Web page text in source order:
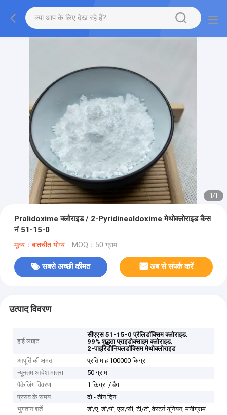
1/1
Pralidoxime क्लोराइड / 2-Pyridinealdoxime मेथोक्लोराइड कैस
नं 51-15-0
मूल्य：बातचीत योग्य MOQ：50 ग्राम
सबसे अच्छी कीमत अब से संपर्क करें
उत्पाद विवरण
हाई लाइट
सीएएस 51-15-0 प्रैलिडॉक्सिम क्लोराइड,
99% शुद्धता प्राइडोक्साइम क्लोराइड,
2-पाइरिडीनियलडॉक्सिम मेथोक्लोराइड
आपूर्ति की क्षमता
प्रति माह 100000 किग्रा
न्यूनतम आदेश मात्रा
50 ग्राम
पैकेजिंग विवरण
1 किग्रा / बैग
प्रसव के समय
दो - तीन दिन
भुगतान शर्तें
डी/ए, डी/पी, एल/सी, टी/टी, वेस्टर्न यूनियन, मनीग्राम